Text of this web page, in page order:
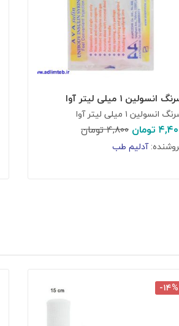
انسولین ۱ میلی لیتر آوا
انسولین ۱ میلی لیتر آوا
تومان ۴,۸۰۰تومان
آدلیم طب
-۱۴%